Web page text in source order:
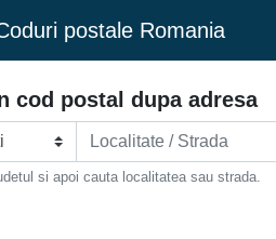
postale Romania
cod postal dupa adresa
si apoi cauta localitatea sau strada.